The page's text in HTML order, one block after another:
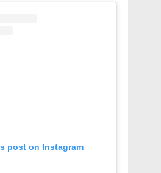
post on Instagram